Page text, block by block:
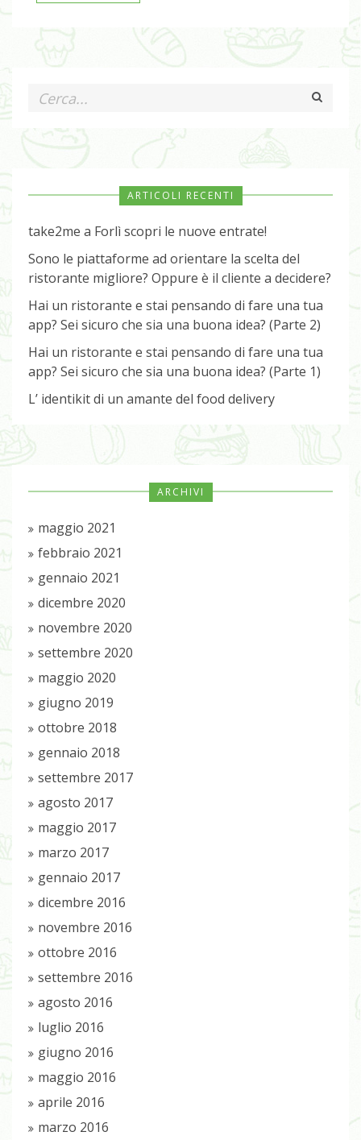
ARTICOLI RECENTI
take2me a Forlì scopri le nuove entrate!
Sono le piattaforme ad orientare la scelta del
ristorante migliore? Oppure è il cliente a decidere?
Hai un ristorante e stai pensando di fare una tua
app? Sei sicuro che sia una buona idea? (Parte 2)
Hai un ristorante e stai pensando di fare una tua
app? Sei sicuro che sia una buona idea? (Parte 1)
L’ identikit di un amante del food delivery
ARCHIVI
maggio 2021
febbraio 2021
gennaio 2021
dicembre 2020
novembre 2020
settembre 2020
maggio 2020
giugno 2019
ottobre 2018
gennaio 2018
settembre 2017
agosto 2017
maggio 2017
marzo 2017
gennaio 2017
dicembre 2016
novembre 2016
ottobre 2016
settembre 2016
agosto 2016
luglio 2016
giugno 2016
maggio 2016
aprile 2016
marzo 2016